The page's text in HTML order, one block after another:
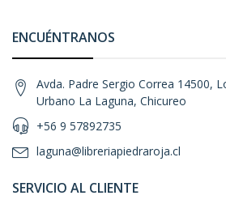
ENCUÉNTRANOS
Avda. Padre Sergio Correa 14500,
Urbano La Laguna, Chicureo
+56 9 57892735
laguna@libreriapiedraroja.cl
SERVICIO AL CLIENTE